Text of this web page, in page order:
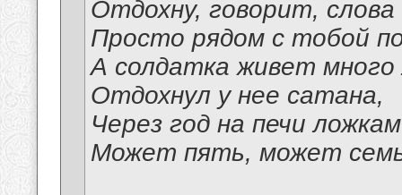
Отдохну, говорит, слова
Просто рядом с тобой
А солдатка живет
Отдохнул у нее сатана,
Через год на печи
Может пять, может